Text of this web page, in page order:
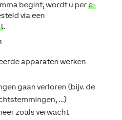
begint, wordt u pere-
via een
.
apparaten werken
gaan verloren (bijv. de
…)
zoals verwacht